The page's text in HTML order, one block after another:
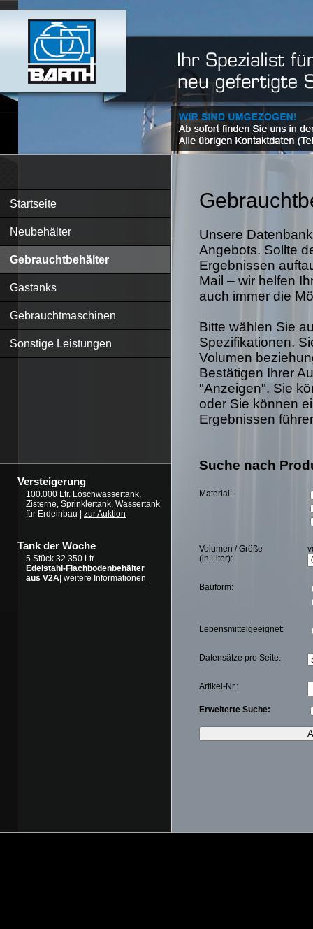
Startseite
Neubehälter
Gebrauchtbehälter
Gastanks
Gebrauchtmaschinen
Sonstige Leistungen
Versteigerung
100.000 Ltr. Löschwassertank,
Zisterne, Sprinklertank, Wassertank
für Erdeinbau | zur Auktion
Tank der Woche
5 Stück 32.350 Ltr.
Edelstahl-Flachbodenbehälter
aus V2A weitere Informationen
Unsere
Angebots. Sollte
Ergebnissen
Mail – wir helfen
auch immer die
Bitte wählen Sie
Spezifikationen.
Volumen
Bestätigen Ihrer
"Anzeigen". Sie
oder Sie können
Ergebnissen
Suche nach
Material:
Volumen / Größe
(in Liter):
Bauform:
Lebensmittelgeeignet:
Datensätze pro Seite:
Artikel-Nr.:
Erweiterte Suche: